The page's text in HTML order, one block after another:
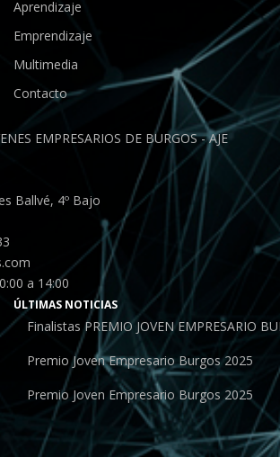
Aprendizaje
Emprendizaje
Multimedia
Contacto
EMPRESARIOS DE BURGOS - AJE
Ballvé, 4º Bajo
a 14:00
ÚLTIMAS NOTICIAS
Finalistas PREMIO JOVEN EMPRESARIO
Premio Joven Empresario Burgos 2025
Premio Joven Empresario Burgos 2025